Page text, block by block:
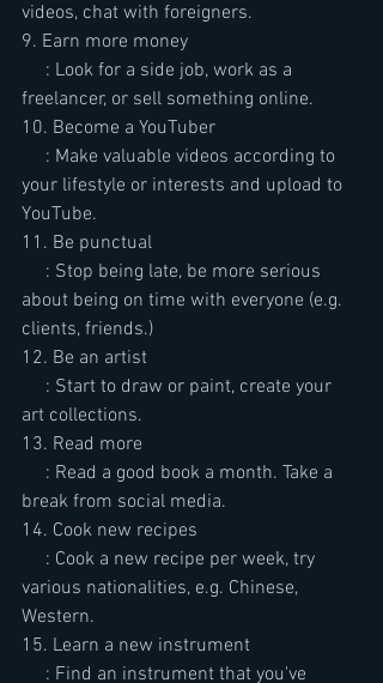
videos, chat with foreigners.
9. Earn more money
freelancer, or sell something online.
10. Become a YouTuber
your lifestyle or interests and upload to
YouTube.
11. Be punctual
about being on time with everyone (e.g.
clients, friends.)
12. Be an artist
art collections.
13. Read more
break from social media.
14. Cook new recipes
various nationalities, e.g. Chinese,
Western.
15. Learn a new instrument